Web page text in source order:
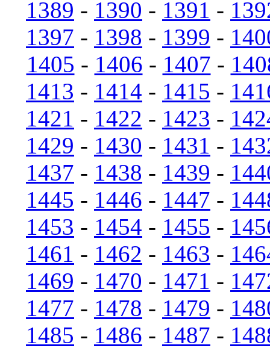
1389 - 1390 - 1391 -
1397 - 1398 - 1399 -
1405 - 1406 - 1407 -
1413 - 1414 - 1415 -
1421 - 1422 - 1423 -
1429 - 1430 - 1431 -
1437 - 1438 - 1439 -
1445 - 1446 - 1447 -
1453 - 1454 - 1455 -
1461 - 1462 - 1463 -
1469 - 1470 - 1471 -
1477 - 1478 - 1479 -
1485 - 1486 - 1487 -